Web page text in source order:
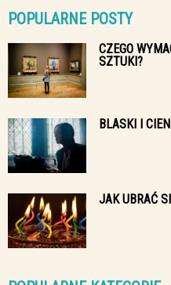
POPULARNE POSTY
CZEGO
SZTUKI?
BLASKI I
JAK UBRAĆ